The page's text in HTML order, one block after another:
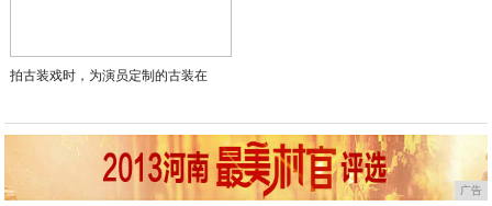
拍古装戏时，为演员定制的古装在
广告